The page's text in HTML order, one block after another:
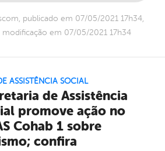
publicado em 07/05/2021 17h34,
modificação em 07/05/2021 17h34
ASSISTÊNCIA SOCIAL
de Assistência
promove ação no
Cohab 1 sobre
confira